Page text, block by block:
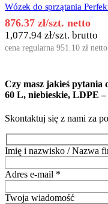
Wózek do sprzątania
876.37 zł/szt. netto
1,077.94 zł/szt. brutto
cena regularna 951.10 zł netto
Czy masz jakieś pytania
60 L, niebieskie, LDPE –
Skontaktuj się z nami za
Imię i nazwisko / Nazwa
Adres e-mail *
Twoja wiadomość